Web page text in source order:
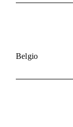
Belgio